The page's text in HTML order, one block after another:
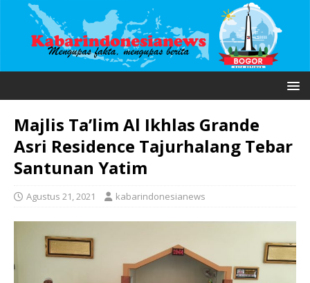
Majlis Ta’lim Al Ikhlas Grande
Asri Residence Tajurhalang Tebar
Santunan Yatim
Agustus 21, 2021 kabarindonesianews